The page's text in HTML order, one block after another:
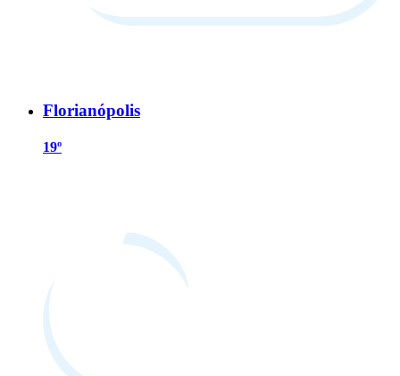
Florianópolis
19º